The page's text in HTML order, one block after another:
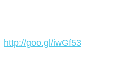
http://goo.gl/iwGf53